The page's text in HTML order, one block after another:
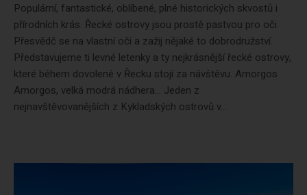
Populární, fantastické, oblíbené, plné historických skvostů i
přírodních krás. Řecké ostrovy jsou prostě pastvou pro oči.
Přesvědč se na vlastní oči a zažij nějaké to dobrodružství.
Představujeme ti levné letenky a ty nejkrásnější řecké ostrovy,
které během dovolené v Řecku stojí za návštěvu. Amorgos
Amorgos, velká modrá nádhera… Jeden z
nejnavštěvovanějších z Kykladských ostrovů v...